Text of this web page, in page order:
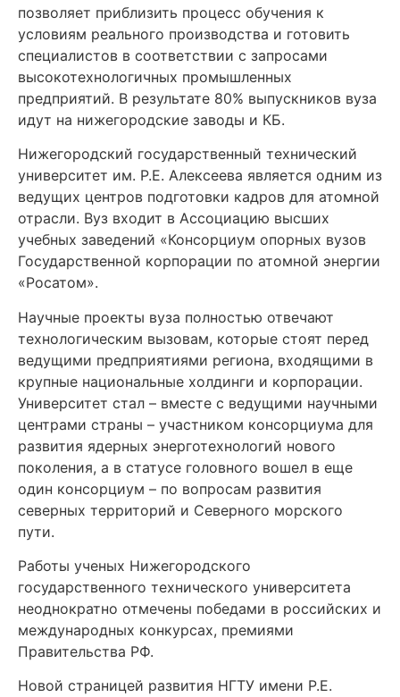
позволяет приблизить процесс обучения к
условиям реального производства и готовить
специалистов в соответствии с запросами
высокотехнологичных промышленных
предприятий. В результате 80% выпускников вуза
идут на нижегородские заводы и КБ.
Нижегородский государственный технический
университет им. Р.Е. Алексеева является одним из
ведущих центров подготовки кадров для атомной
отрасли. Вуз входит в Ассоциацию высших
учебных заведений «Консорциум опорных вузов
Государственной корпорации по атомной энергии
«Росатом».
Научные проекты вуза полностью отвечают
технологическим вызовам, которые стоят перед
ведущими предприятиями региона, входящими в
крупные национальные холдинги и корпорации.
Университет стал – вместе с ведущими научными
центрами страны – участником консорциума для
развития ядерных энерготехнологий нового
поколения, а в статусе головного вошел в еще
один консорциум – по вопросам развития
северных территорий и Северного морского
пути.
Работы ученых Нижегородского
государственного технического университета
неоднократно отмечены победами в российских и
международных конкурсах, премиями
Правительства РФ.
Новой страницей развития НГТУ имени Р.Е.